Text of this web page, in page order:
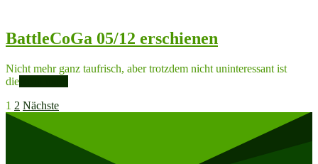
BattleCoGa 05/12 erschienen
Nicht mehr ganz taufrisch, aber trotzdem nicht uninteressant ist
die
Seitennummerierung
der
Beiträge
1 2 Nächste